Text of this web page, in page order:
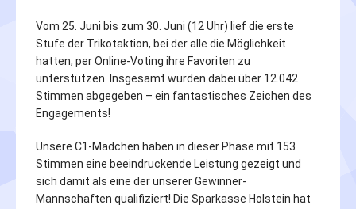
Vom 25. Juni bis zum 30. Juni (12 Uhr) lief die erste
Stufe der Trikotaktion, bei der alle die Möglichkeit
hatten, per Online-Voting ihre Favoriten zu
unterstützen. Insgesamt wurden dabei über 12.042
Stimmen abgegeben – ein fantastisches Zeichen des
Engagements!
Unsere C1-Mädchen haben in dieser Phase mit 153
Stimmen eine beeindruckende Leistung gezeigt und
sich damit als eine der unserer Gewinner-
Mannschaften qualifiziert! Die Sparkasse Holstein hat